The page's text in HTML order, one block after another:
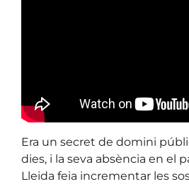
Era un secret de domini
dies, i la seva absència en el
Lleida feia incrementar les